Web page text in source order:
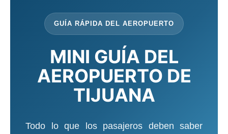
GUÍA RÁPIDA DEL AEROPUERTO
MINI GUÍA DEL
AEROPUERTO DE
TIJUANA
Todo lo que los pasajeros deben saber